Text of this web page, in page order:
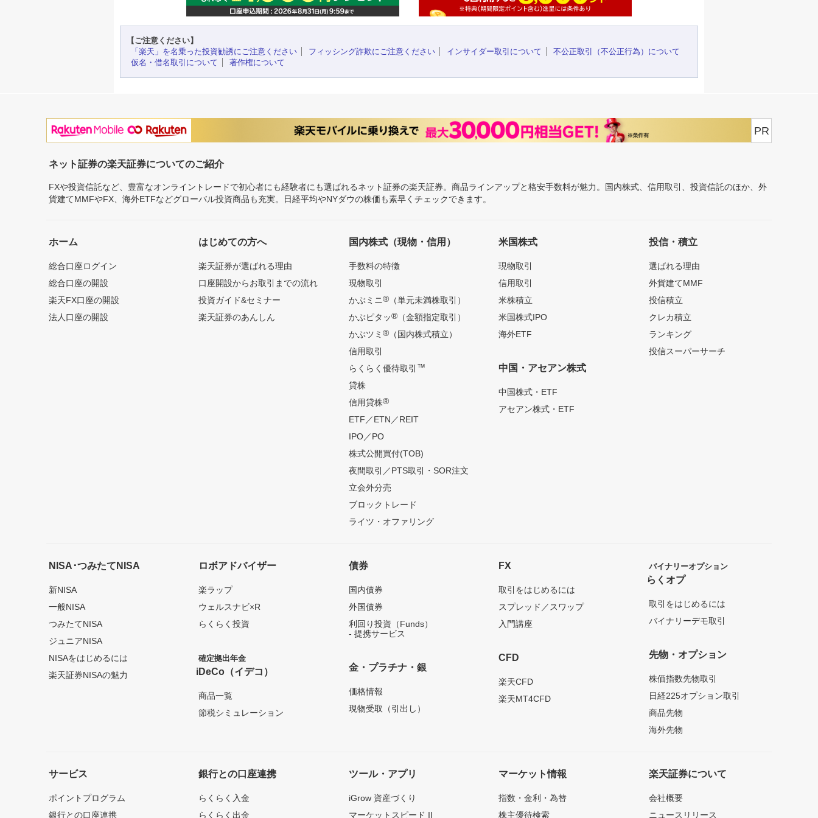
【ご注意ください】
「楽天」を名乗った投資勧誘にご注意ください
フィッシング詐欺にご注意ください インサイダー取引について
不公正取引（不公正行為）について
仮名・借名取引について
著作権について
PR
ネット証券の楽天証券についてのご紹介
FXや投資信託など、豊富なオンライントレードで初心者にも経験者にも選ばれるネット証券の楽天証券。商品ラインアップと格安手数料が魅力。国内株式、信用取引、投資信託のほか、外
貨建てMMFやFX、海外ETFなどグローバル投資商品も充実。日経平均やNYダウの株価も素早くチェックできます。
ホーム
総合口座ログイン
総合口座の開設
楽天FX口座の開設
法人口座の開設
はじめての方へ
楽天証券が選ばれる理由
口座開設からお取引までの流れ
投資ガイド&セミナー
楽天証券のあんしん
国内株式（現物・信用）
手数料の特徴
現物取引
かぶミニ®（単元未満株取引）
かぶピタッ®（金額指定取引）
かぶツミ ®（国内株式積立）
信用取引
らくらく優待取引 ™
貸株
信用貸株®
ETF／ETN／REIT
IPO／PO
株式公開買付(TOB)
夜間取引／PTS取引・SOR注文
立会外分売
ブロックトレード
ライツ・オファリング
米国株式
現物取引
信用取引
米株積立
米国株式IPO
海外ETF
中国・アセアン株式
中国株式・ETF
アセアン株式・ETF
投信・積立
選ばれる理由
外貨建てMMF
投信積立
クレカ積立
ランキング
投信スーパーサーチ
NISA･つみたてNISA
新NISA
一般NISA
つみたてNISA
ジュニアNISA
NISAをはじめるには
楽天証券NISAの魅力
ロボアドバイザー
楽ラップ
ウェルスナビ×R
らくらく投資
確定拠出年金
iDeCo（イデコ）
商品一覧
節税シミュレーション
債券
国内債券
外国債券
利回り投資（Funds）
- 提携サービス
金・プラチナ・銀
価格情報
現物受取（引出し）
FX
取引をはじめるには
スプレッド／スワップ
入門講座
CFD
楽天CFD
楽天MT4CFD
バイナリーオプション
らくオプ
取引をはじめるには
バイナリーデモ取引
先物・オプション
株価指数先物取引
日経225オプション取引
商品先物
海外先物
サービス
ポイントプログラム
銀行との口座連携
銀行との口座連携
らくらく入金
らくらく出金
ツール・アプリ
iGrow 資産づくり
マーケットスピード II
マーケット情報
指数・金利・為替
株主優待検索
楽天証券について
会社概要
ニュースリリース